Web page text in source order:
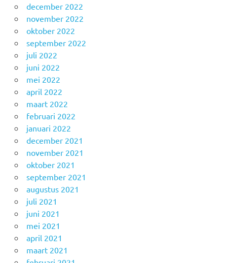
december 2022
november 2022
oktober 2022
september 2022
juli 2022
juni 2022
mei 2022
april 2022
maart 2022
februari 2022
januari 2022
december 2021
november 2021
oktober 2021
september 2021
augustus 2021
juli 2021
juni 2021
mei 2021
april 2021
maart 2021